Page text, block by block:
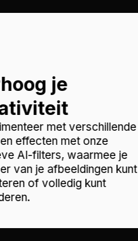
je
met verschillende
effecten met onze
AI-filters, waarmee je
van je afbeeldingen kunt
of volledig kunt